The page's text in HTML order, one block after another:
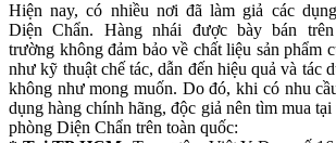
Hiện nay, có nhiều nơi đã làm giả các
Diện Chẩn. Hàng nhái được bày bán
trường không đảm bảo về chất liệu sản phẩm
như kỹ thuật chế tác, dẫn đến hiệu quả và tác
không như mong muốn. Do đó, khi có nhu
dụng hàng chính hãng, độc giả nên tìm mua tại
phòng Diện Chẩn trên toàn quốc: